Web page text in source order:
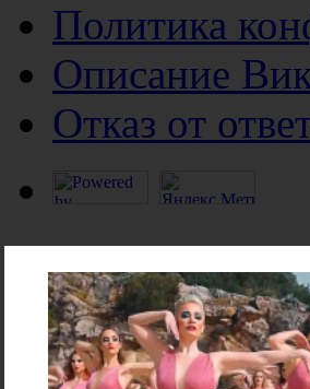
Политика
Описание
Отказ от